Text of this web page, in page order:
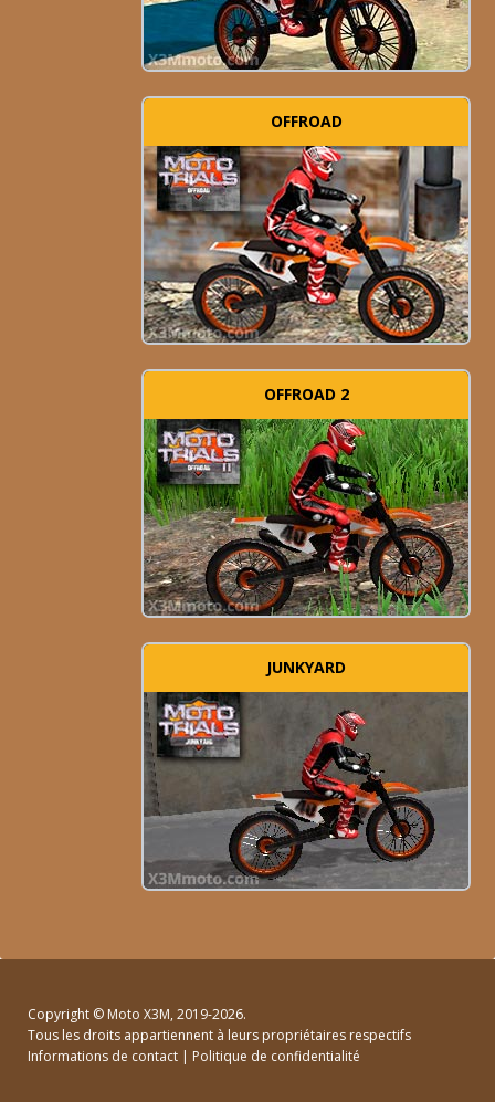
OFFROAD
OFFROAD 2
JUNKYARD
Copyright © Moto X3M, 2019-2026.
Tous les droits appartiennent à leurs propriétaires respectifs
Informations de contact | Politique de confidentialité